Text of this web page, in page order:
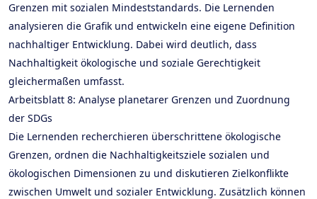
Grenzen mit sozialen Mindeststandards. Die Lernenden
analysieren die Grafik und entwickeln eine eigene Definition
nachhaltiger Entwicklung. Dabei wird deutlich, dass
Nachhaltigkeit ökologische und soziale Gerechtigkeit
gleichermaßen umfasst.
Arbeitsblatt 8: Analyse planetarer Grenzen und Zuordnung
der SDGs
Die Lernenden recherchieren überschrittene ökologische
Grenzen, ordnen die Nachhaltigkeitsziele sozialen und
ökologischen Dimensionen zu und diskutieren Zielkonflikte
zwischen Umwelt und sozialer Entwicklung. Zusätzlich können